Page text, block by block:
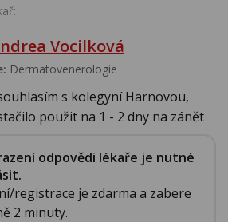
Vocilková
Dermatovenerologie
s kolegyní Harnovou,
použit na 1 - 2 dny na zánět
odpovědi lékaře je nutné
registrace je zdarma a zabere
2 minuty.